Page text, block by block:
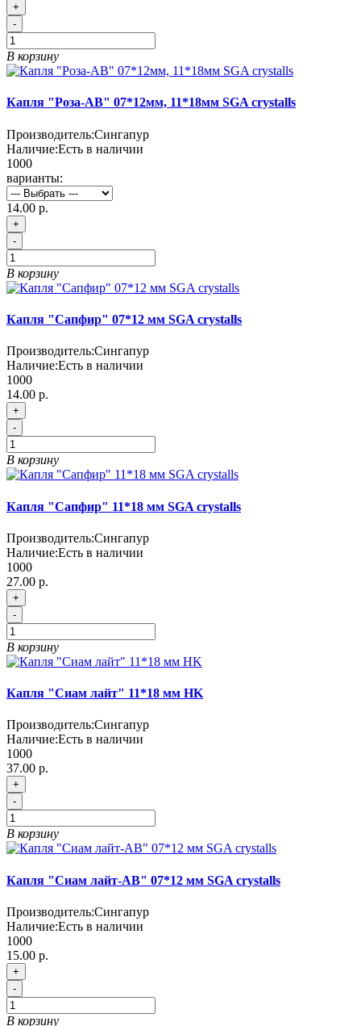
+
-
В корзину
Капля "Роза-АВ" 07*12мм, 11*18мм SGA crystalls
Производитель:Сингапур
Наличие:Есть в наличии
1000
варианты:
14.00 р.
+
-
В корзину
Капля "Сапфир" 07*12 мм SGA crystalls
Производитель:Сингапур
Наличие:Есть в наличии
1000
14.00 р.
+
-
В корзину
Капля "Сапфир" 11*18 мм SGA crystalls
Производитель:Сингапур
Наличие:Есть в наличии
1000
27.00 р.
+
-
В корзину
Капля "Сиам лайт" 11*18 мм HK
Производитель:Сингапур
Наличие:Есть в наличии
1000
37.00 р.
+
-
В корзину
Капля "Сиам лайт-АВ" 07*12 мм SGA crystalls
Производитель:Сингапур
Наличие:Есть в наличии
1000
15.00 р.
+
-
В корзину